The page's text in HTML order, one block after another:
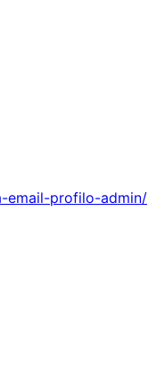
email-profilo-admin/